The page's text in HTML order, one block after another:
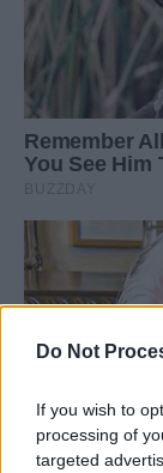
Do Not
If you wish to
processing of
targeted